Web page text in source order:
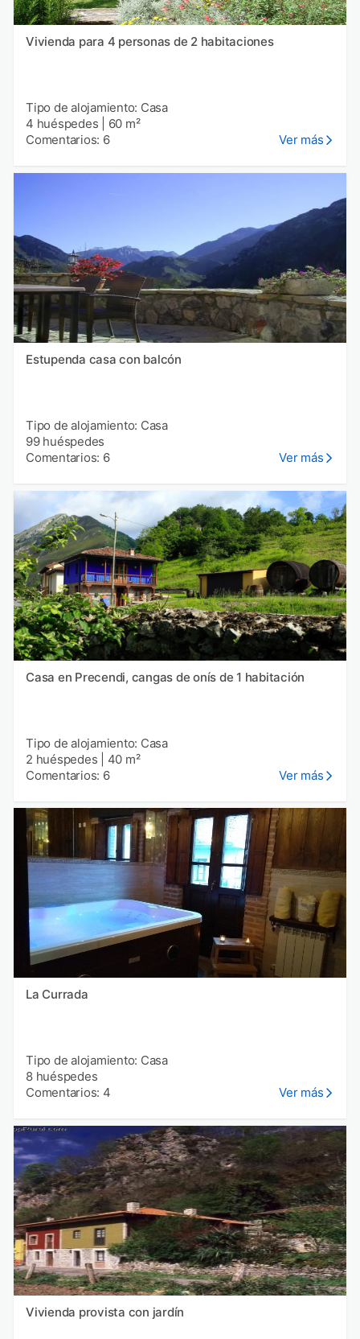
Vivienda para 4 personas de 2 habitaciones
Tipo de alojamiento: Casa
4 huéspedes
60 m²
Comentarios: 6
Ver más
Estupenda casa con balcón
Tipo de alojamiento: Casa
99 huéspedes
Comentarios: 6
Ver más
Casa en Precendi, cangas de onís de 1 habitación
Tipo de alojamiento: Casa
2 huéspedes
40 m²
Comentarios: 6
Ver más
La Currada
Tipo de alojamiento: Casa
8 huéspedes
Comentarios: 4
Ver más
Vivienda provista con jardín